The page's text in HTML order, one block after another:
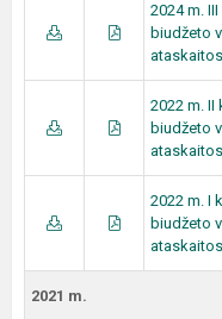
2024 m.
biudžeto
ataskaitos
2022 m. II
biudžeto
ataskaitos
2022 m. I
biudžeto
ataskaitos
2021 m.